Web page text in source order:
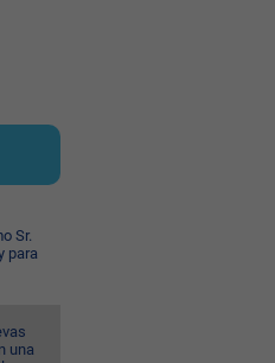
Sr.
para
una